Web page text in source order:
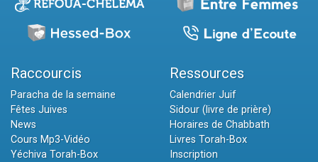
Raccourcis
Paracha de la semaine
Fêtes Juives
News
Cours Mp3-Vidéo
Yéchiva Torah-Box
Ressources
Calendrier Juif
Sidour (livre de prière)
Horaires de Chabbath
Livres Torah-Box
Inscription